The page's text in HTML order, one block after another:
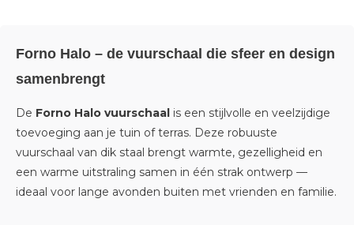
Forno Halo – de vuurschaal die sfeer en design
samenbrengt
De Forno Halo vuurschaal is een stijlvolle en veelzijdige
toevoeging aan je tuin of terras. Deze robuuste
vuurschaal van dik staal brengt warmte, gezelligheid en
een warme uitstraling samen in één strak ontwerp —
ideaal voor lange avonden buiten met vrienden en familie.